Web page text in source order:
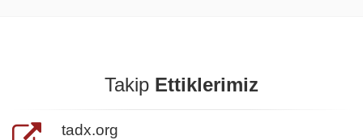
Takip Ettiklerimiz
tadx.org